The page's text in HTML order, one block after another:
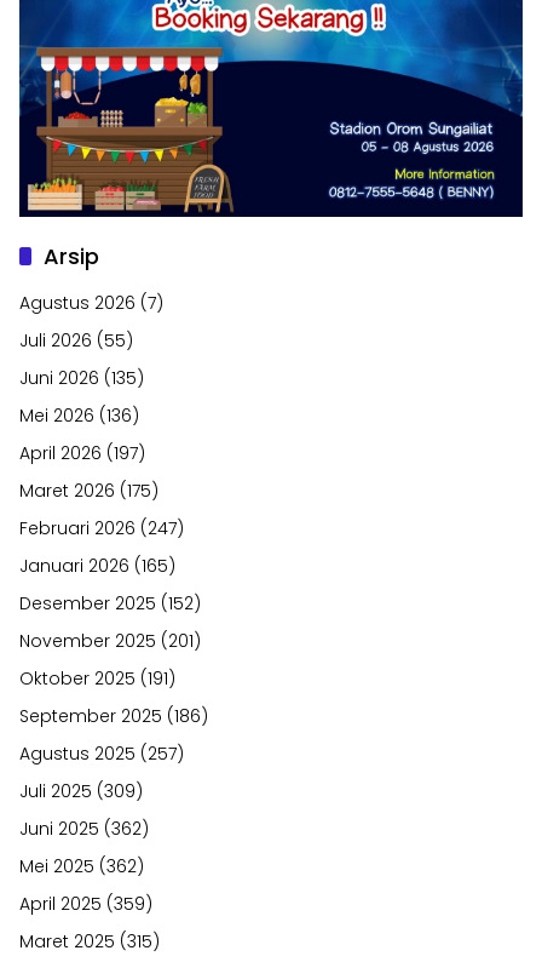
Arsip
Agustus 2026 (7)
Juli 2026 (55)
Juni 2026 (135)
Mei 2026 (136)
April 2026 (197)
Maret 2026 (175)
Februari 2026 (247)
Januari 2026 (165)
Desember 2025 (152)
November 2025 (201)
Oktober 2025 (191)
September 2025 (186)
Agustus 2025 (257)
Juli 2025 (309)
Juni 2025 (362)
Mei 2025 (362)
April 2025 (359)
Maret 2025 (315)